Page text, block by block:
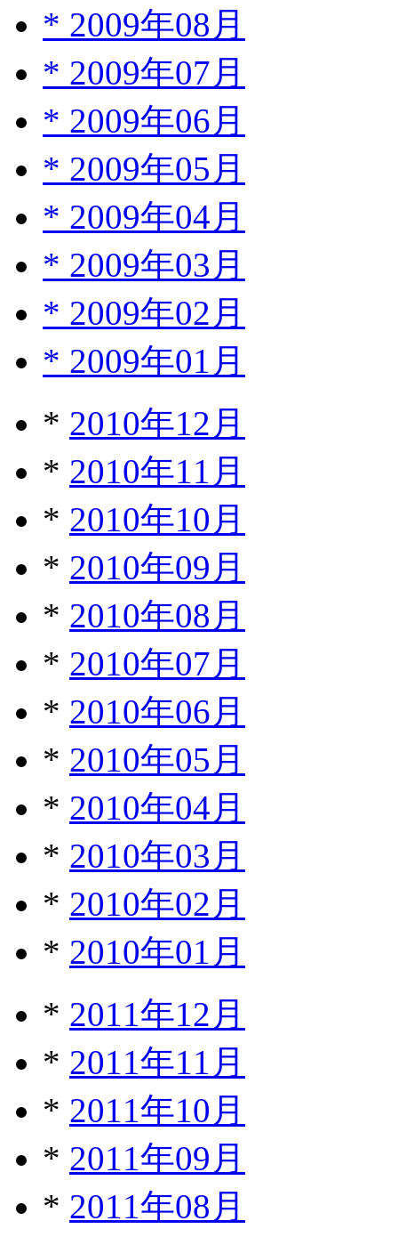
* 2009年08月
* 2009年07月
* 2009年06月
* 2009年05月
* 2009年04月
* 2009年03月
* 2009年02月
* 2009年01月
* 2010年12月
* 2010年11月
* 2010年10月
* 2010年09月
* 2010年08月
* 2010年07月
* 2010年06月
* 2010年05月
* 2010年04月
* 2010年03月
* 2010年02月
* 2010年01月
* 2011年12月
* 2011年11月
* 2011年10月
* 2011年09月
* 2011年08月